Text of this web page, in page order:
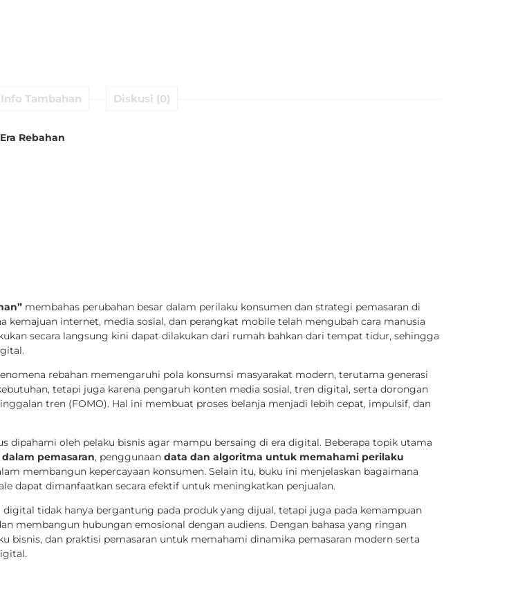
Info Tambahan Diskusi (0)
Rebahan
membahas perubahan besar dalam perilaku konsumen dan strategi pemasaran di
internet, media sosial, dan perangkat mobile telah mengubah cara manusia
secara langsung kini dapat dilakukan dari rumah bahkan dari tempat tidur, sehingga
rebahan memengaruhi pola konsumsi masyarakat modern, terutama generasi
tetapi juga karena pengaruh konten media sosial, tren digital, serta dorongan
tren (FOMO). Hal ini membuat proses belanja menjadi lebih cepat, impulsif, dan
dipahami oleh pelaku bisnis agar mampu bersaing di era digital. Beberapa topik utama
pemasaran, penggunaan data dan algoritma untuk memahami perilaku
membangun kepercayaan konsumen. Selain itu, buku ini menjelaskan bagaimana
dapat dimanfaatkan secara efektif untuk meningkatkan penjualan.
digital tidak hanya bergantung pada produk yang dijual, tetapi juga pada kemampuan
membangun hubungan emosional dengan audiens. Dengan bahasa yang ringan
bisnis, dan praktisi pemasaran untuk memahami dinamika pemasaran modern serta